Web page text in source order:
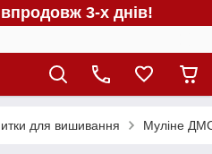
3-х днів!
для вишивання Муліне